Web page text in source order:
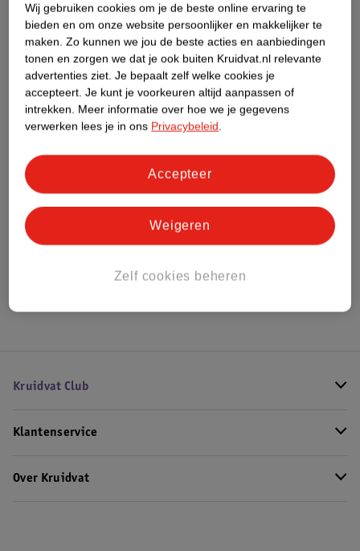
Productinformatie
Nature Impact Score
Dit product heeft (nog) geen Nature
Impact Score.
Meer informatie
Bestel & Bezorginformatie
Bekijk ook
Hoe controleren wij de reviews?
Kruidvat Club
Klantenservice
Over Kruidvat
Wij gebruiken cookies om je de beste online ervaring te
bieden en om onze website persoonlijker en makkelijker te
maken. Zo kunnen we jou de beste acties en aanbiedingen
tonen en zorgen we dat je ook buiten Kruidvat.nl relevante
advertenties ziet. Je bepaalt zelf welke cookies je
accepteert. Je kunt je voorkeuren altijd aanpassen of
intrekken. Meer informatie over hoe we je gegevens
verwerken lees je in ons Privacybeleid.
Zelf cookies beheren
Weigeren
Accepteer